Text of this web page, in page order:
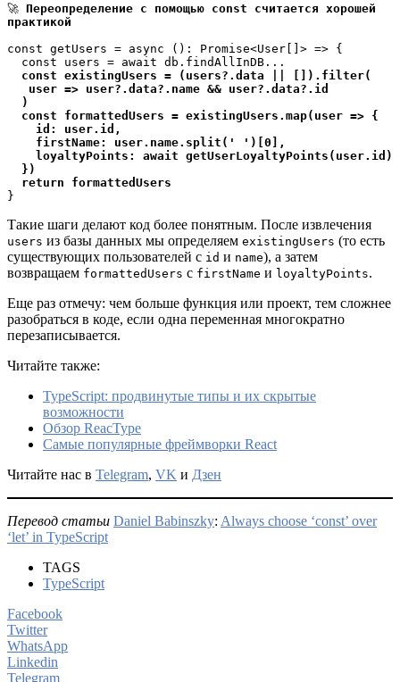
🚀 Переопределение с помощью const считается хорошей
практикой
const getUsers = async (): Promise<User[]> => {
const existingUsers = (users?.data || []).filter(
  return formattedUsers
}
Такие шаги делают код более понятным. После извлечения
users из базы данных мы определяем existingUsers (то есть
существующих пользователей с id и name), а затем
возвращаем formattedUsers с firstName и loyaltyPoints.
Еще раз отмечу: чем больше функция или проект, тем сложнее
разобраться в коде, если одна переменная многократно
перезаписывается.
Читайте также:
TypeScript: продвинутые типы и их скрытые
возможности
Обзор ReacType
Самые популярные фреймворки React
Читайте нас в Telegram, VK и Дзен
Перевод статьи Daniel Babinszky: Always choose ‘const’ over
‘let’ in TypeScript
TAGS
TypeScript
Facebook
Twitter
WhatsApp
Linkedin
Telegram